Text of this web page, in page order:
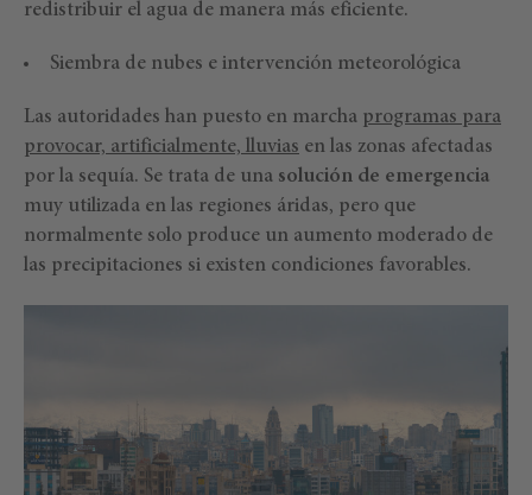
redistribuir el agua de manera más eficiente.
Siembra de nubes e intervención meteorológica
Las autoridades han puesto en marcha programas para
provocar, artificialmente, lluvias en las zonas afectadas
por la sequía. Se trata de una solución de emergencia
muy utilizada en las regiones áridas, pero que
normalmente solo produce un aumento moderado de
las precipitaciones si existen condiciones favorables.